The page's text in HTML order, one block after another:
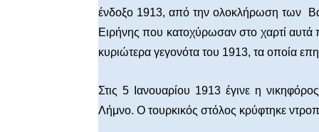
ένδοξο 1913, από την ολοκλήρωση των
Ειρήνης που κατοχύρωσαν στο χαρτί αυτά
κυριώτερα γεγονότα του 1913, τα οποία
Στις 5 Ιανουαρίου 1913 έγινε η
Λήμνο. Ο τουρκικός στόλος κρύφτηκε